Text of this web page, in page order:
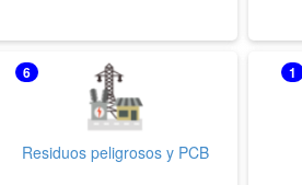
Residuos peligrosos y PCB
6 1